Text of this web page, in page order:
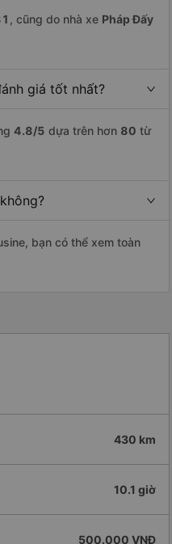
, cũng do nhà xe Pháp Đấy
giá tốt nhất?
4.8/5 dựa trên hơn 80 từ
bạn có thể xem toàn
430 km
10.1 giờ
500.000 VNĐ